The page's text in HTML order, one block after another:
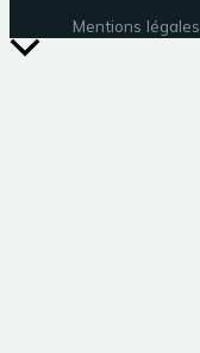
Mentions légales